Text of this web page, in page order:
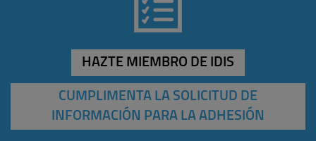
HAZTE MIEMBRO DE IDIS
CUMPLIMENTA LA SOLICITUD DE
INFORMACIÓN PARA LA ADHESIÓN